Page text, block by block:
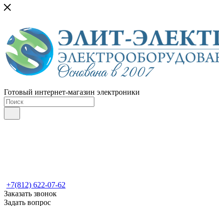
Готовый интернет-магазин электроники
+7(812) 622-07-62
Заказать звонок
Задать вопрос